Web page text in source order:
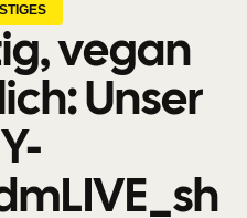
vegan
Unser